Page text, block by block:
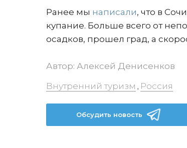
Ранее мы написали, что в
купание. Больше всего от
осадков, прошел град, а
Автор: Алексей Денисенков
Внутренний туризм , Россия
Обсудить новость